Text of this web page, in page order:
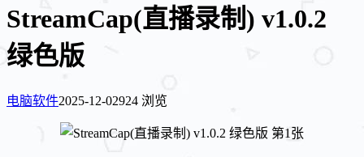
StreamCap(直播录制) v1.0.2
绿色版
电脑软件2025-12-02924 浏览